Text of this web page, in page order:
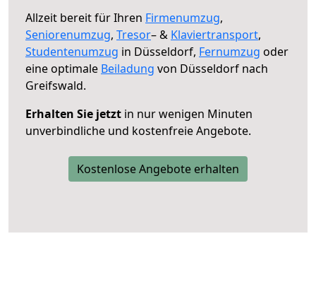
Allzeit bereit für Ihren Firmenumzug,
Seniorenumzug, Tresor– & Klaviertransport,
Studentenumzug in Düsseldorf, Fernumzug oder
eine optimale Beiladung von Düsseldorf nach
Greifswald.
Erhalten Sie jetzt in nur wenigen Minuten
unverbindliche und kostenfreie Angebote.
Kostenlose Angebote erhalten